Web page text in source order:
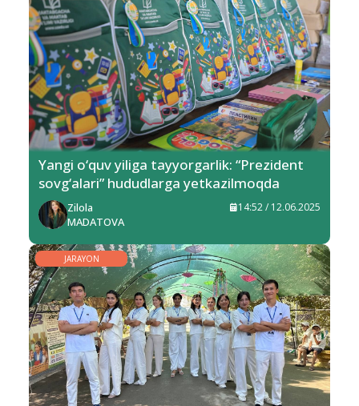
Yangi o‘quv yiliga tayyorgarlik: “Prezident
sovg‘alari” hududlarga yetkazilmoqda
Zilola
MADATOVA
14:52 / 12.06.2025
JARAYON